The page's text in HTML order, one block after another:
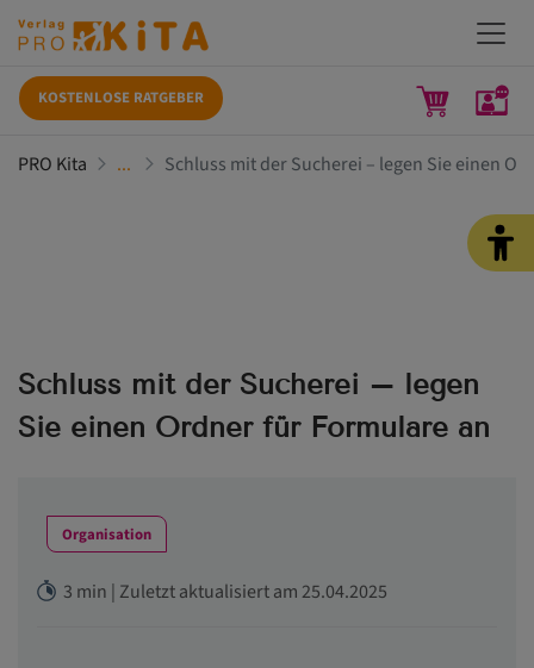
KOSTENLOSE RATGEBER
PRO Kita Schluss mit der Sucherei – legen Sie einen
Schluss mit der Sucherei – legen
Sie einen Ordner für Formulare an
Organisation
3 min | Zuletzt aktualisiert am 25.04.2025